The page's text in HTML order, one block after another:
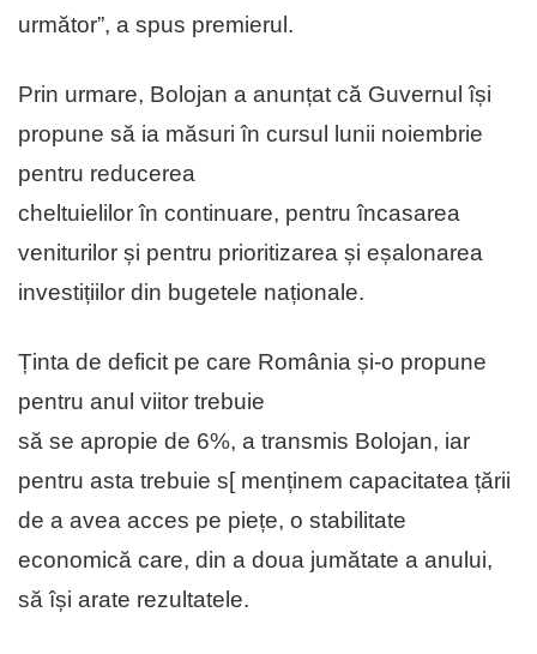
următor”, a spus premierul.
Prin urmare, Bolojan a anunțat că Guvernul își
propune să ia măsuri în cursul lunii noiembrie
pentru reducerea
cheltuielilor în continuare, pentru încasarea
veniturilor și pentru prioritizarea și eșalonarea
investițiilor din bugetele naționale.
Ținta de deficit pe care România și-o propune
pentru anul viitor trebuie
să se apropie de 6%, a transmis Bolojan, iar
pentru asta trebuie s[ menținem capacitatea țării
de a avea acces pe piețe, o stabilitate
economică care, din a doua jumătate a anului,
să își arate rezultatele.